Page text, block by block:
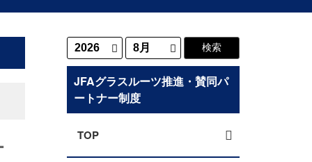
JFAグラスルーツ推進・賛同パ
ートナー制度
TOP